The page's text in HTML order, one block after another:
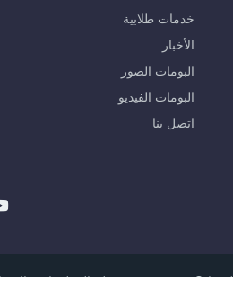
خدمات طلابية
الأخبار
البومات الصور
البومات الفيديو
اتصل بنا
والاتصالات.